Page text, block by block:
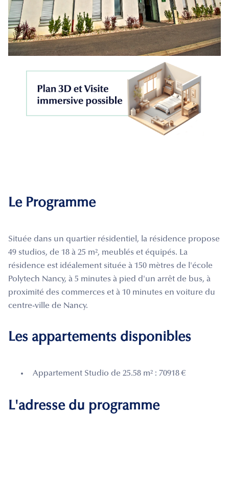
Le Programme
Située dans un quartier résidentiel, la résidence propose
49 studios, de 18 à 25 m², meublés et équipés. La
résidence est idéalement située à 150 mètres de l'école
Polytech Nancy, à 5 minutes à pied d'un arrêt de bus, à
proximité des commerces et à 10 minutes en voiture du
centre-ville de Nancy.
Les appartements disponibles
Appartement Studio de 25.58 m² : 70918 €
L'adresse du programme